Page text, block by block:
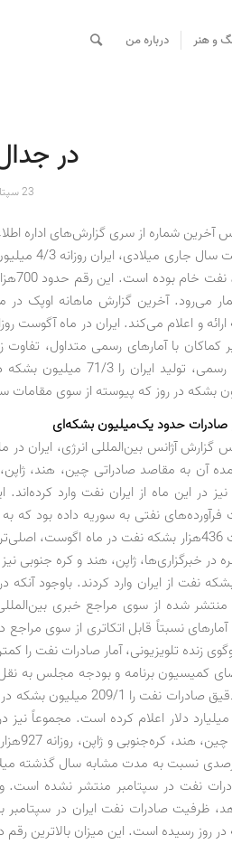
و هنر درباره من
در
23 سپتامبر 2013
آخرین شماره از سری گزارش‌های اداره
از
می‌رود. آخرین گزارش ماهانه اوپک در
کماکان با آمارهای رسمی متداول،
بشکه در روز که پیوسته از سوی مقامات
صادرات حدود یک‌میلیون بشکه‌ای
آن به مقاصد صادراتی چین، هند،
فرآورده‌های نفتی به سوریه داده بود که
واردات 436هزار بشکه نفت در ماه
نفت از ایران وارد کردند. باوجود
منتشر شده از سوی مراجع خبری
آمارهای نسبتاً قابل‌ اتکاتری از سوی
زنده تلویزیونی، آمار صادرات نفت را
کمیسیون برنامه و بودجه مجلس به
یعنی
درصدی نسبت به مدت مشابه سال گذشته
نفت در سپتامبر منتشر نشده است.
روز رسیده است. این میزان بالاترین